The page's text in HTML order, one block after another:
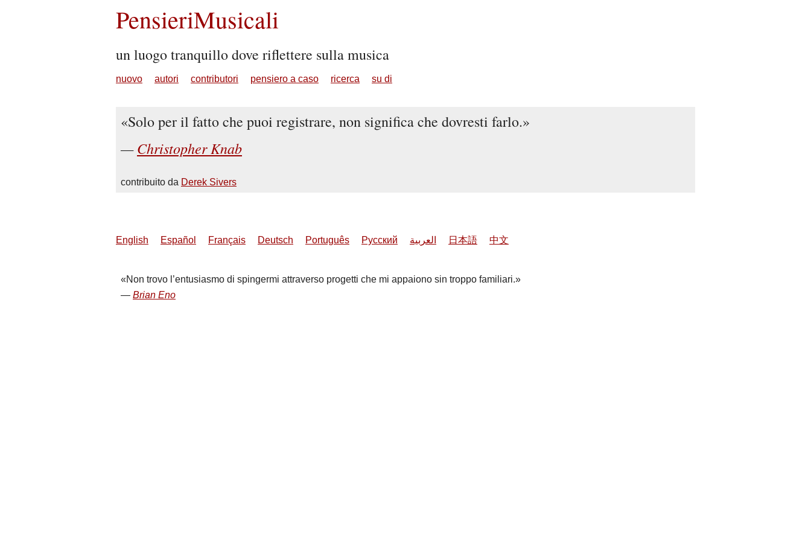
PensieriMusicali
un luogo tranquillo dove riflettere sulla musica
nuovo autori contributori pensiero a caso ricerca su di
Solo per il fatto che puoi registrare, non significa che dovresti farlo.
Christopher Knab
contribuito da Derek Sivers
English Español Français Deutsch Português Русский العربية 日本語 中文
Non trovo l’entusiasmo di spingermi attraverso progetti che mi appaiono sin troppo familiari.
Brian Eno